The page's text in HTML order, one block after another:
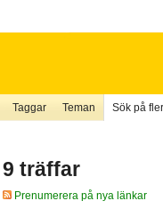
Taggar Teman Sök på
9 träffar
Prenumerera på nya länkar